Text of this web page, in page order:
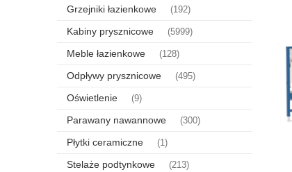
Grzejniki łazienkowe (192)
Kabiny prysznicowe (5999)
Meble łazienkowe (128)
Odpływy prysznicowe (495)
Oświetlenie (9)
Parawany nawannowe (300)
Płytki ceramiczne (1)
Stelaże podtynkowe (213)